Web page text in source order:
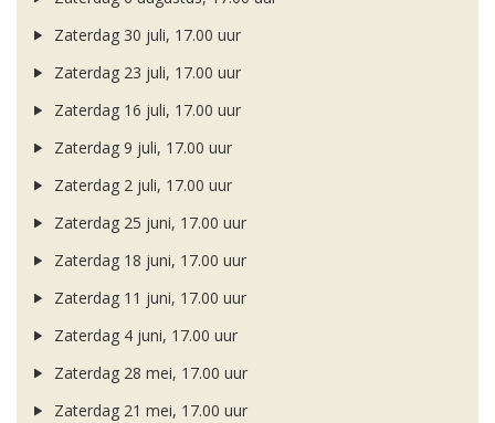
Zaterdag 30 juli, 17.00 uur
Zaterdag 23 juli, 17.00 uur
Zaterdag 16 juli, 17.00 uur
Zaterdag 9 juli, 17.00 uur
Zaterdag 2 juli, 17.00 uur
Zaterdag 25 juni, 17.00 uur
Zaterdag 18 juni, 17.00 uur
Zaterdag 11 juni, 17.00 uur
Zaterdag 4 juni, 17.00 uur
Zaterdag 28 mei, 17.00 uur
Zaterdag 21 mei, 17.00 uur